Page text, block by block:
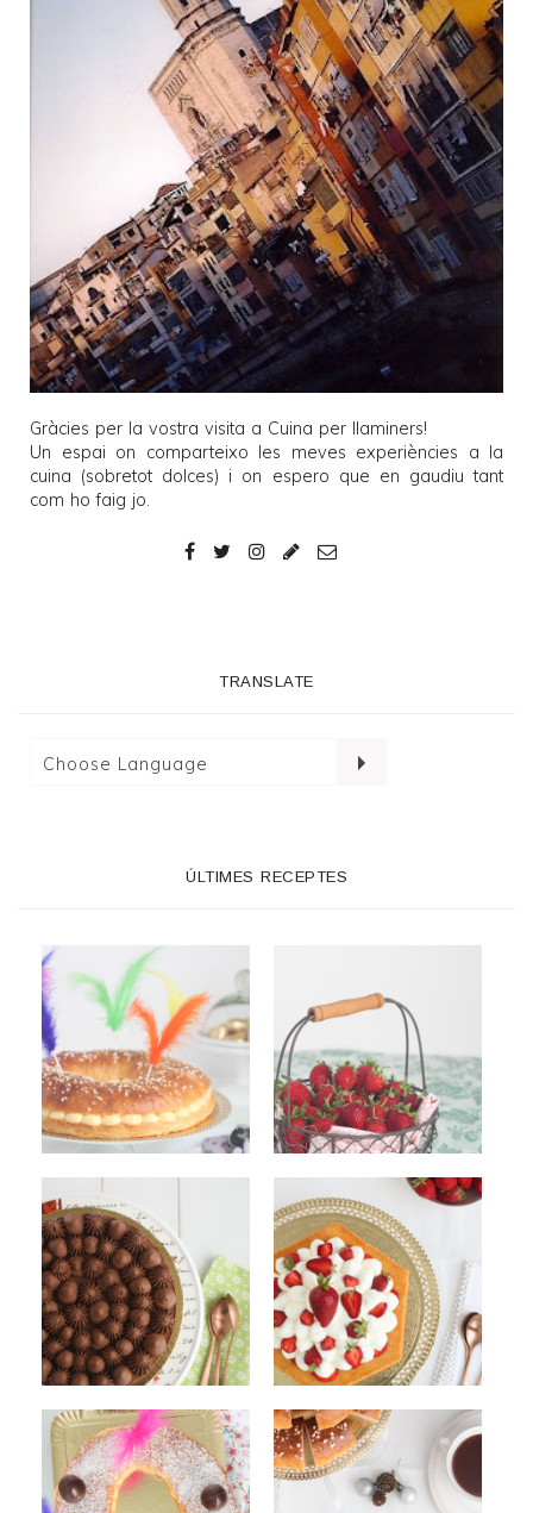
Gràcies per la vostra visita a Cuina per llaminers!
Un espai on comparteixo les meves experiències a la
cuina (sobretot dolces) i on espero que en gaudiu tant
com ho faig jo.
TRANSLATE
ÚLTIMES RECEPTES